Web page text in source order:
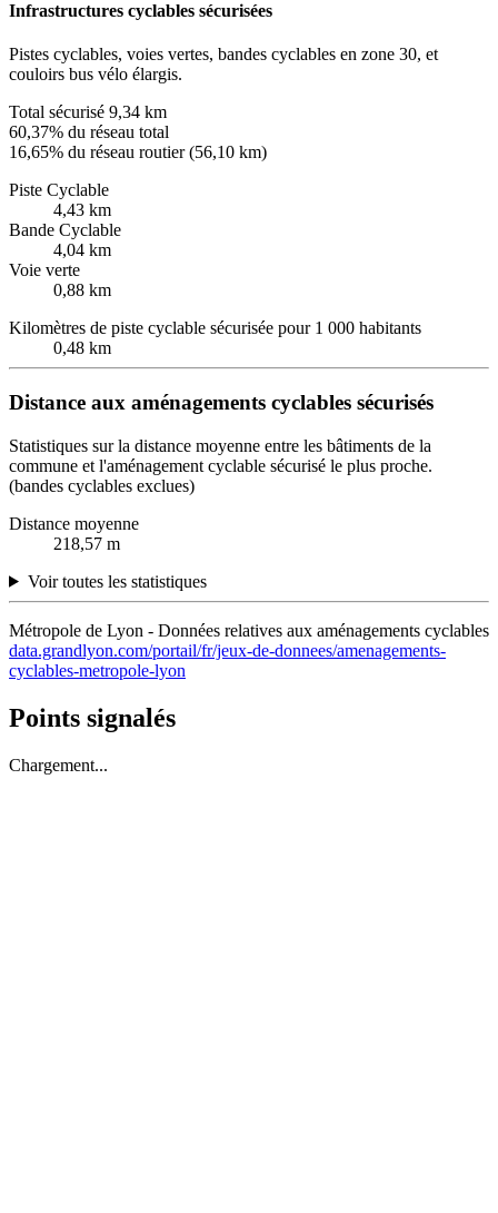
Infrastructures cyclables sécurisées
Pistes cyclables, voies vertes, bandes cyclables en zone 30, et
couloirs bus vélo élargis.
Total sécurisé 9,34 km
60,37% du réseau total
16,65% du réseau routier (56,10 km)
Piste Cyclable
4,43 km
Bande Cyclable
4,04 km
Voie verte
0,88 km
Kilomètres de piste cyclable sécurisée pour 1 000 habitants
0,48 km
Distance aux aménagements cyclables sécurisés
Statistiques sur la distance moyenne entre les bâtiments de la
commune et l'aménagement cyclable sécurisé le plus proche.
(bandes cyclables exclues)
Distance moyenne
218,57 m
Voir toutes les statistiques
Métropole de Lyon - Données relatives aux aménagements cyclables
data.grandlyon.com/portail/fr/jeux-de-donnees/amenagements-
cyclables-metropole-lyon
Points signalés
Chargement...